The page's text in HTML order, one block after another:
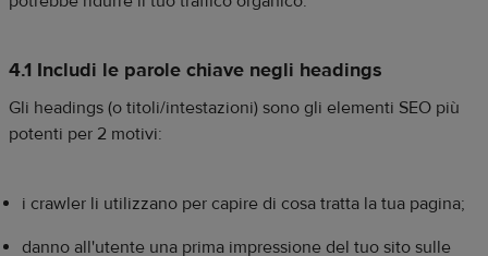
4.1 Includi le parole chiave negli headings
Gli headings (o titoli/intestazioni) sono gli elementi SEO più
potenti per 2 motivi:
i crawler li utilizzano per capire di cosa tratta la tua pagina;
danno all'utente una prima impressione del tuo sito sulle